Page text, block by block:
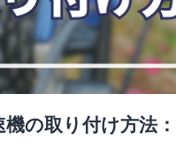
の取り付け方法